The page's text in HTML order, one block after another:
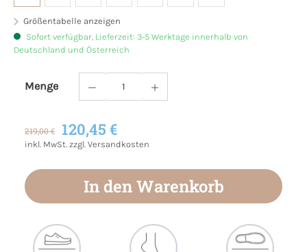
Größentabelle anzeigen
Sofort verfügbar, Lieferzeit: 3-5 Werktage innerhalb von
Deutschland und Österreich
Menge
Produkt Anzahl: Gib den gewünschten
219,00 € 120,45 €
inkl. MwSt. zzgl. Versandkosten
In den Warenkorb